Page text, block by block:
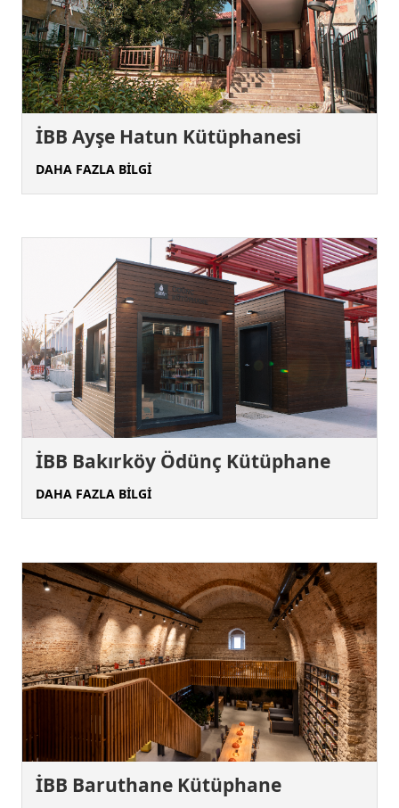
İBB Ayşe Hatun Kütüphanesi
DAHA FAZLA BİLGİ
İBB Bakırköy Ödünç Kütüphane
DAHA FAZLA BİLGİ
İBB Baruthane Kütüphane